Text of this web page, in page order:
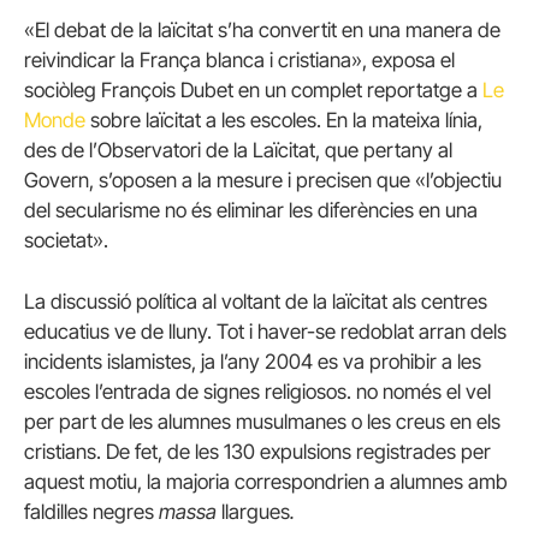
«El debat de la laïcitat s’ha convertit en una manera de
reivindicar la França blanca i cristiana», exposa el
sociòleg François Dubet en un complet reportatge a Le
Monde sobre laïcitat a les escoles. En la mateixa línia,
des de l’Observatori de la Laïcitat, que pertany al
Govern, s’oposen a la mesure i precisen que «l’objectiu
del secularisme no és eliminar les diferències en una
societat».
La discussió política al voltant de la laïcitat als centres
educatius ve de lluny. Tot i haver-se redoblat arran dels
incidents islamistes, ja l’any 2004 es va prohibir a les
escoles l’entrada de signes religiosos. no només el vel
per part de les alumnes musulmanes o les creus en els
cristians. De fet, de les 130 expulsions registrades per
aquest motiu, la majoria correspondrien a alumnes amb
faldilles negres massa llargues.